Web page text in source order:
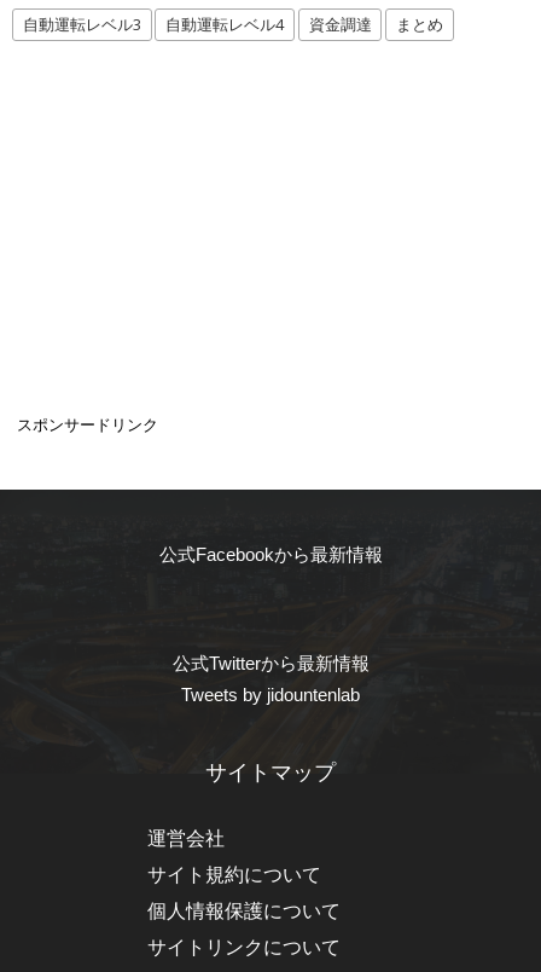
自動運転レベル3 自動運転レベル4 資金調達 まとめ
スポンサードリンク
公式Facebookから最新情報
公式Twitterから最新情報
Tweets by jidountenlab
サイトマップ
運営会社
サイト規約について
個人情報保護について
サイトリンクについて